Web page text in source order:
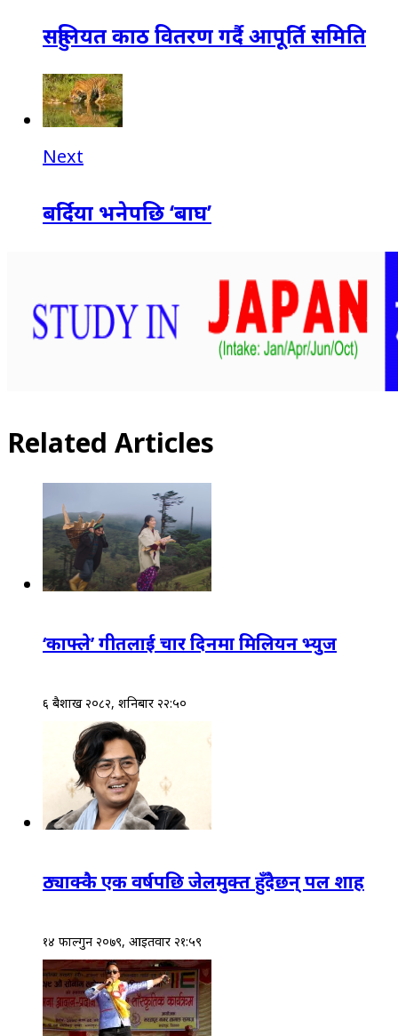
सहुलियत काठ वितरण गर्दै आपूर्ति समिति
Next
बर्दिया भनेपछि ‘बाघ’
Related Articles
‘काफ्ले’ गीतलाई चार दिनमा मिलियन भ्युज
६ बैशाख २०८२, शनिबार २२:५०
ठ्याक्कै एक वर्षपछि जेलमुक्त हुँदैछन् पल शाह
१४ फाल्गुन २०७९, आईतवार २१:५९